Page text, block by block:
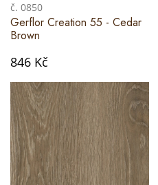
č. 0850
Gerflor Creation 55 - Cedar
Brown
846 Kč